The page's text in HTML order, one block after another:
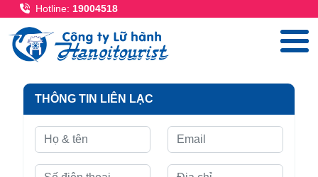
Hotline: 19004518
THÔNG TIN LIÊN LẠC